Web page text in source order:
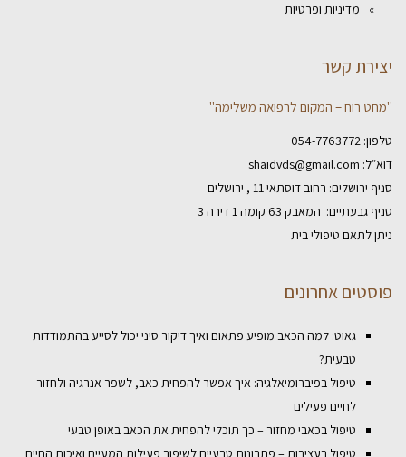
מדיניות ופרטיות
יצירת קשר
"מחט רוח – המקום לרפואה משלימה"
טלפון: 054-7763772
דוא״ל: shaidvds@gmail.com
סניף ירושלים: רחוב דוסתאי 11 , ירושלים
סניף גבעתיים: המאבק 63 קומה 1 דירה 3
ניתן לתאם טיפולי בית
פוסטים אחרונים
גאוט: למה הכאב מופיע פתאום ואיך דיקור סיני יכול לסייע בהתמודדות
טבעית?
טיפול בפיברומיאלגיה: איך אפשר להפחית כאב, לשפר אנרגיה ולחזור
לחיים פעילים
טיפול בכאבי מחזור – כך תוכלי להפחית את הכאב באופן טבעי
טיפול בעצירות – פתרונות טבעיים לשיפור פעילות המעיים ואיכות החיים